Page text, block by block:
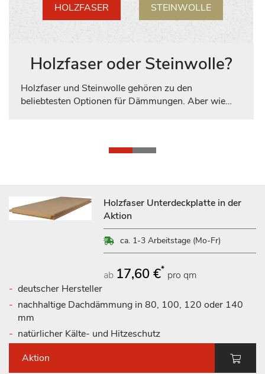
HOLZFASER STEINWOLLE
Holzfaser oder Steinwolle?
Holzfaser und Steinwolle gehören zu den
beliebtesten Optionen für Dämmungen. Aber wie
wichtige Eigenschaften und die Balkengrafik gibt
Entscheidung treffen.Holzfaser Unterdeckplatte in der
Aktion
ca. 1-3 Arbeitstage (Mo-Fr)
ab 17,60 €* pro qm
deutscher Hersteller
nachhaltige Dachdämmung in 80, 100, 120 oder 140
mm
natürlicher Kälte- und Hitzeschutz
Aktion